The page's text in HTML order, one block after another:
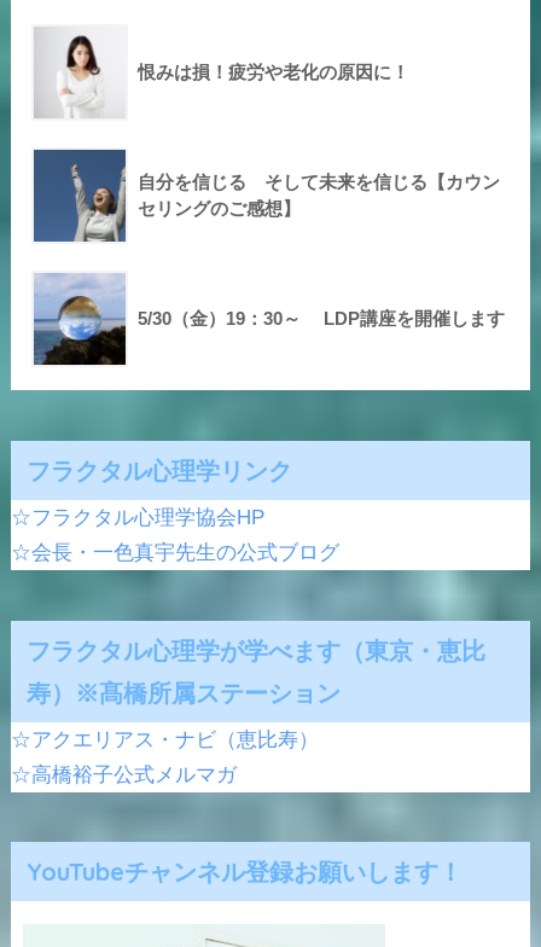
恨みは損！疲労や老化の原因に！
自分を信じる そして未来を信じる【カウン
セリングのご感想】
5/30（金）19：30～ LDP講座を開催します
フラクタル心理学リンク
☆フラクタル心理学協会HP
☆会長・一色真宇先生の公式ブログ
フラクタル心理学が学べます（東京・恵比
寿）※髙橋所属ステーション
☆アクエリアス・ナビ（恵比寿）
☆高橋裕子公式メルマガ
YouTubeチャンネル登録お願いします！